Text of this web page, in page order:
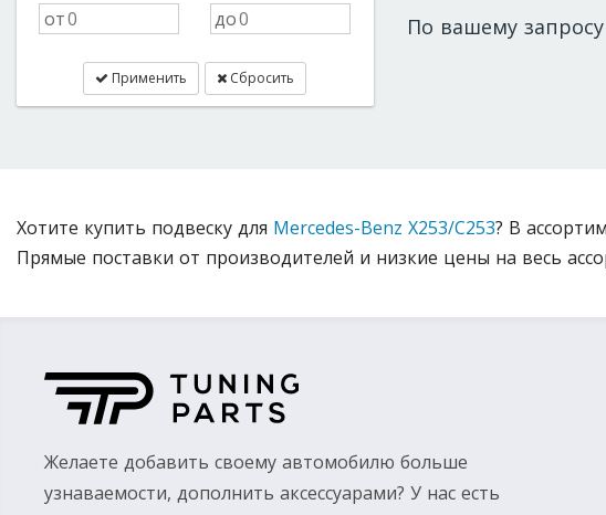
Применить Сбросить
По вашему
Хотите купить подвеску для Mercedes-Benz X253/C253? В
Прямые поставки от производителей и низкие цены на весь
Желаете добавить своему автомобилю больше
узнаваемости, дополнить аксессуарами? У нас есть